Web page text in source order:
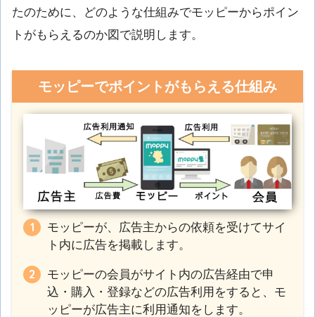
たのために、どのような仕組みでモッピーからポイン
トがもらえるのか図で説明します。
モッピーでポイントがもらえる仕組み
モッピーが、広告主からの依頼を受けてサイ
ト内に広告を掲載します。
モッピーの会員がサイト内の広告経由で申
込・購入・登録などの広告利用をすると、モ
ッピーが広告主に利用通知をします。